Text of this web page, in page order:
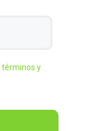
términos y